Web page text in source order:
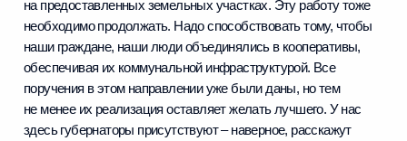
на предоставленных земельных участках. Эту работу тоже
необходимо продолжать. Надо способствовать тому, чтобы
наши граждане, наши люди объединялись в кооперативы,
обеспечивая их коммунальной инфраструктурой. Все
поручения в этом направлении уже были даны, но тем
не менее их реализация оставляет желать лучшего. У нас
здесь губернаторы присутствуют – наверное, расскажут